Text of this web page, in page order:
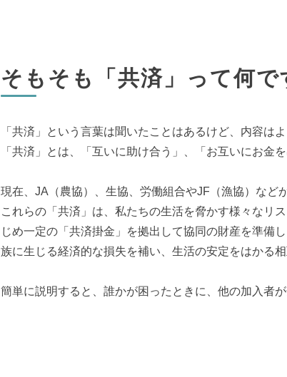
そもそも「共済」って何で
「共済」という言葉は聞いたことはあるけど、内容は
「共済」とは、「互いに助け合う」、「お互いにお金
現在、JA（農協）、生協、労働組合やJF（漁協）など
これらの「共済」は、私たちの生活を脅かす様々なリ
じめ一定の「共済掛金」を拠出して協同の財産を準備
族に生じる経済的な損失を補い、生活の安定をはかる
簡単に説明すると、誰かが困ったときに、他の加入者